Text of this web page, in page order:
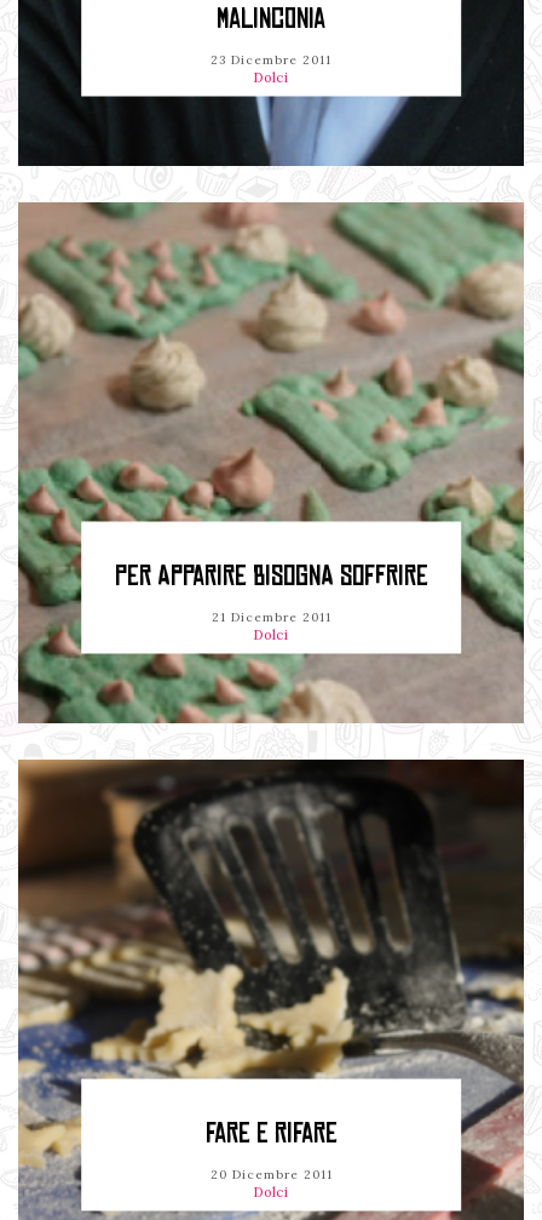
MALINCONIA
23 Dicembre 2011
Dolci
PER APPARIRE BISOGNA SOFFRIRE
21 Dicembre 2011
Dolci
FARE E RIFARE
20 Dicembre 2011
Dolci